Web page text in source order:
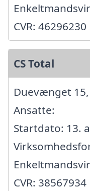
CVR: 46296230
CS Total
Duevænget
Ansatte:
Startdato: 13.
CVR: 38567934